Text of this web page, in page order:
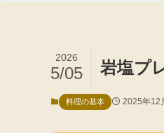
岩塩プ
2026
5/05
料理の基本 2025年12